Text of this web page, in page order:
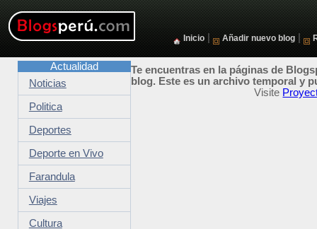
Inicio Añadir nuevo blog
Te encuentras en la páginas de
blog. Este es un archivo temporal y
Visite
Actualidad
Noticias
Politica
Deportes
Deporte en Vivo
Farandula
Viajes
Cultura